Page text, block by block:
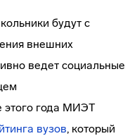
будут с
внешних
ведет социальные
этого года МИЭТ
вузов, который